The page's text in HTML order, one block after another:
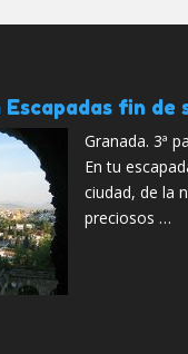
Escapadas fin de
Granada. 3ª
En tu
ciudad, de la
preciosos …